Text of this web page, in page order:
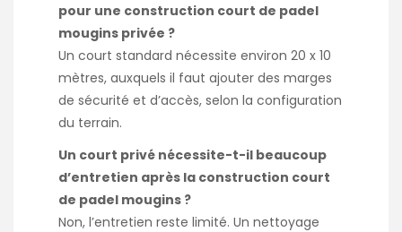
pour une construction court de padel
mougins privée ?
Un court standard nécessite environ 20 x 10
mètres, auxquels il faut ajouter des marges
de sécurité et d’accès, selon la configuration
du terrain.
Un court privé nécessite-t-il beaucoup
d’entretien après la construction court
de padel mougins ?
Non, l’entretien reste limité. Un nettoyage